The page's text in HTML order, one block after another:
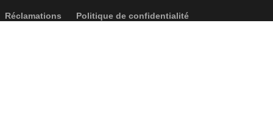
Réclamations Politique de confidentialité